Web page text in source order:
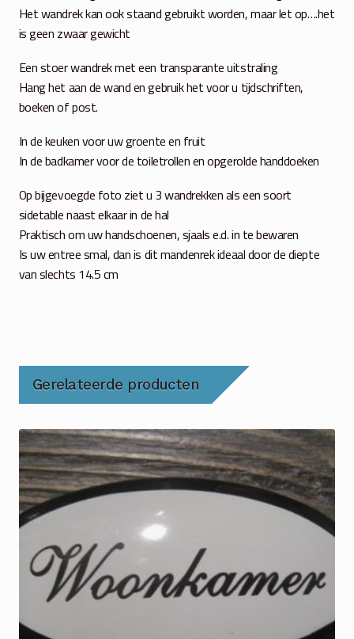
Het wandrek kan ook staand gebruikt worden, maar let op….het
is geen zwaar gewicht
Een stoer wandrek met een transparante uitstraling
Hang het aan de wand en gebruik het voor u tijdschriften,
boeken of post.
In de keuken voor uw groente en fruit
In de badkamer voor de toiletrollen en opgerolde handdoeken
Op bijgevoegde foto ziet u 3 wandrekken als een soort
sidetable naast elkaar in de hal
Praktisch om uw handschoenen, sjaals e.d. in te bewaren
Is uw entree smal, dan is dit mandenrek ideaal door de diepte
van slechts 14.5 cm
Gerelateerde producten